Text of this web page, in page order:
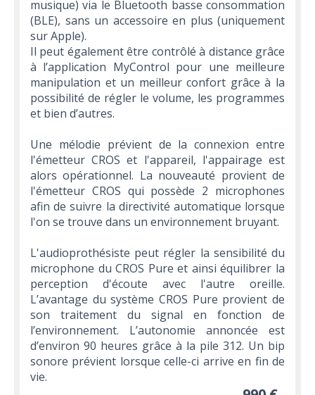
musique) via le Bluetooth basse consommation
(BLE), sans un accessoire en plus (uniquement
sur Apple).
Il peut également être contrôlé à distance grâce
à l’application MyControl pour une meilleure
manipulation et un meilleur confort grâce à la
possibilité de régler le volume, les programmes
et bien d’autres.
Une mélodie prévient de la connexion entre
l'émetteur CROS et l'appareil, l'appairage est
alors opérationnel. La nouveauté provient de
l'émetteur CROS qui possède 2 microphones
afin de suivre la directivité automatique lorsque
l'on se trouve dans un environnement bruyant.
L'audioprothésiste peut régler la sensibilité du
microphone du CROS Pure et ainsi équilibrer la
perception d'écoute avec l'autre oreille.
L’avantage du système CROS Pure provient de
son traitement du signal en fonction de
l’environnement. L’autonomie annoncée est
d’environ 90 heures grâce à la pile 312. Un bip
sonore prévient lorsque celle-ci arrive en fin de
vie.